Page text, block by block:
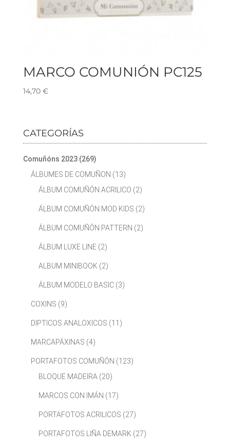
MARCO COMUNIÓN PC125
14,70 €
CATEGORÍAS
Comuñóns 2023 (269)
ÁLBUMES DE COMUÑON (13)
ÁLBUM COMUÑÓN ACRILICO (2)
ÁLBUM COMUÑÓN MOD KIDS (2)
ÁLBUM COMUÑÓN PATTERN (2)
ÁLBUM LUXE LINE (2)
ALBUM MINIBOOK (2)
ÁLBUM MODELO BASIC (3)
COXINS (9)
DIPTICOS ANALOXICOS (11)
MARCAPÁXINAS (4)
PORTAFOTOS COMUÑÓN (123)
BLOQUE MADEIRA (20)
MARCOS CON IMÁN (17)
PORTAFOTOS ACRILICOS (27)
PORTAFOTOS LIÑA DEMARK (27)